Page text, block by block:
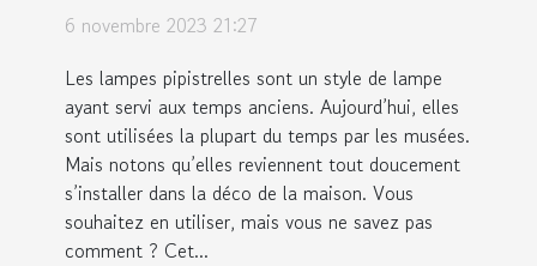
6 novembre 2023 21:27
Les lampes pipistrelles sont un style de lampe
ayant servi aux temps anciens. Aujourd’hui, elles
sont utilisées la plupart du temps par les musées.
Mais notons qu’elles reviennent tout doucement
s’installer dans la déco de la maison. Vous
souhaitez en utiliser, mais vous ne savez pas
comment ? Cet...